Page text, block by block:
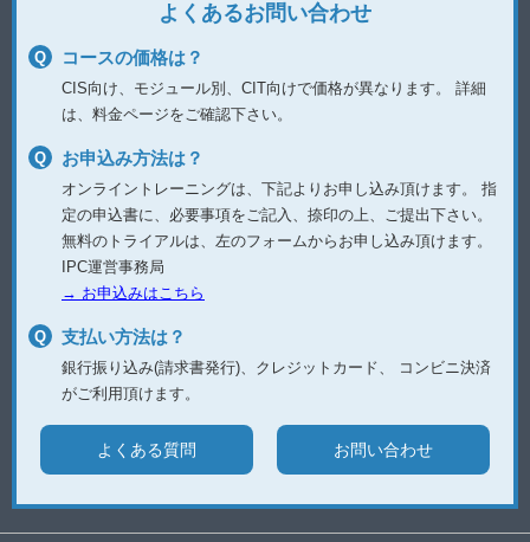
よくあるお問い合わせ
コースの価格は？
CIS向け、モジュール別、CIT向けで価格が異なります。
詳細
は、料金ページをご確認下さい。
お申込み方法は？
オンライントレーニングは、下記よりお申し込み頂けます。
指
定の申込書に、必要事項をご記入、捺印の上、ご提出下さい。
無料のトライアルは、左のフォームからお申し込み頂けます。
IPC運営事務局
→ お申込みはこちら
支払い方法は？
銀行振り込み(請求書発行)、クレジットカード、
コンビニ決済
がご利用頂けます。
よくある質問 お問い合わせ